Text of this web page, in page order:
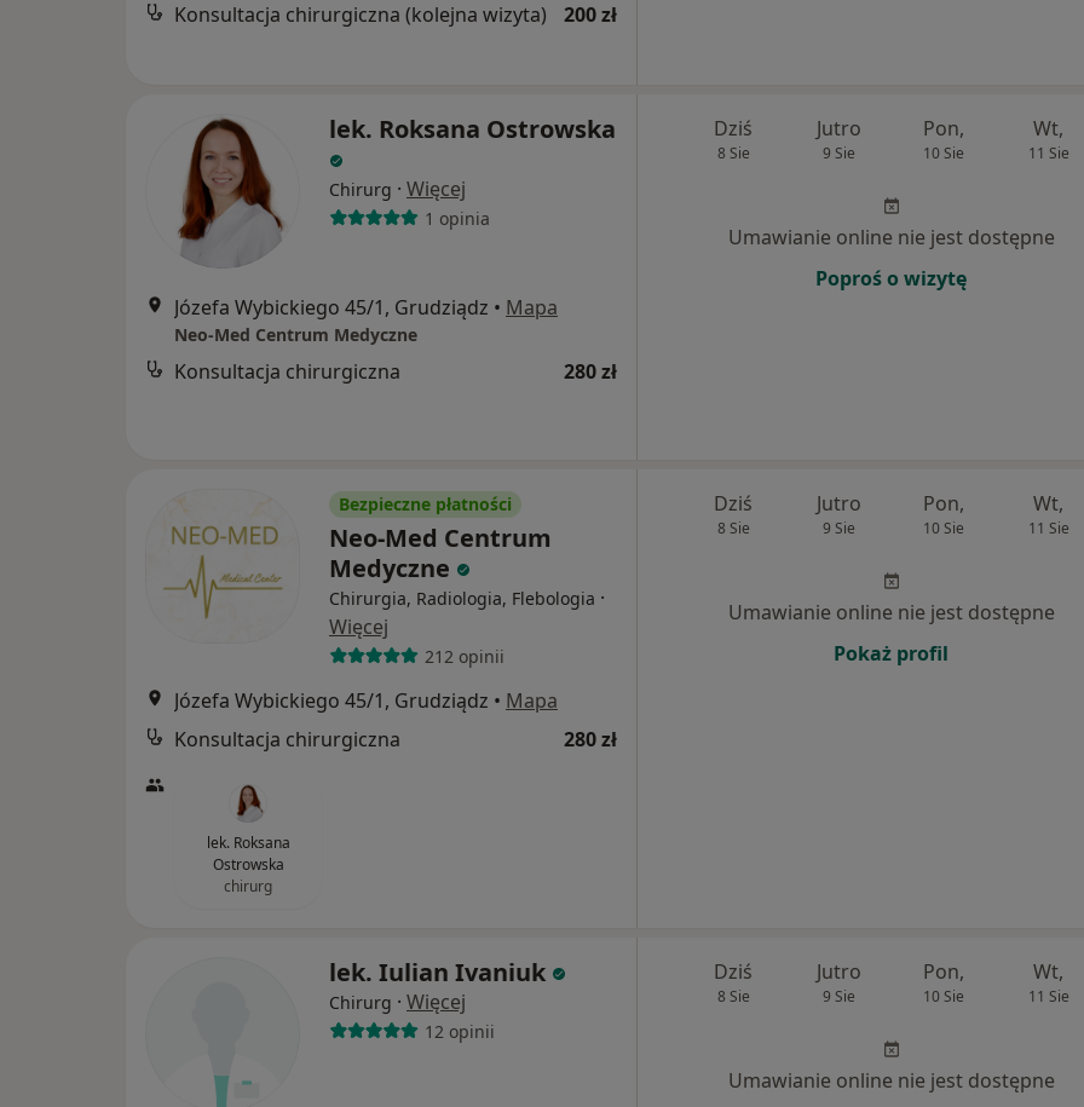
Konsultacja chirurgiczna (kolejna wizyta) 200 zł
lek. Roksana Ostrowska
Chirurg · Więcej
1 opinia
Józefa Wybickiego 45/1, Grudziądz • Mapa
Neo-Med Centrum Medyczne
Konsultacja chirurgiczna 280 zł
Dziś
8 Sie
Jutro
9 Sie
Pon,
10 Sie
Wt,
11 Sie
Umawianie online nie jest dostępne
Poproś o wizytę
Bezpieczne płatności
Neo-Med Centrum
Medyczne
Chirurgia, Radiologia, Flebologia ·
Więcej
212 opinii
Józefa Wybickiego 45/1, Grudziądz • Mapa
Konsultacja chirurgiczna
280 zł
lek. Roksana
Ostrowska
chirurg
Dziś
8 Sie
Jutro
9 Sie
Pon,
10 Sie
Wt,
11 Sie
Umawianie online nie jest dostępne
Pokaż profil
lek. Iulian Ivaniuk
Chirurg · Więcej
12 opinii
Dziś
8 Sie
Jutro
9 Sie
Pon,
10 Sie
Wt,
11 Sie
Umawianie online nie jest dostępne